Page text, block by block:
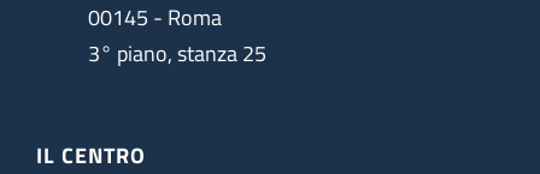
00145 - Roma
3° piano, stanza 25
IL CENTRO